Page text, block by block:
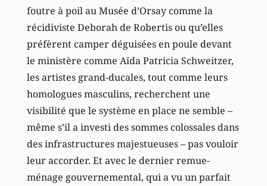
foutre à poil au Musée d’Orsay comme la
récidiviste Deborah de Robertis ou qu’elles
préfèrent camper déguisées en poule devant
le ministère comme Aïda Patricia Schweitzer,
les artistes grand-ducales, tout comme leurs
homologues masculins, recherchent une
visibilité que le système en place ne semble –
même s’il a investi des sommes colossales dans
des infrastructures majestueuses – pas vouloir
leur accorder. Et avec le dernier remue-
ménage gouvernemental, qui a vu un parfait